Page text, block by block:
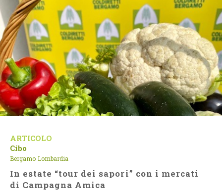
ARTICOLO
Cibo
Bergamo Lombardia
In estate “tour dei sapori” con i mercati
di Campagna Amica